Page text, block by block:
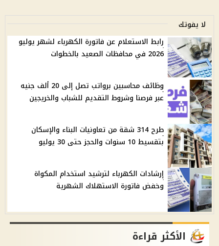
لا يفوتك
رابط الاستعلام عن فاتورة الكهرباء لشهر يوليو
2026 في محافظات الصعيد بالخطوات
وظائف محاسبين برواتب تصل إلى 20 ألف جنيه
عبر فرصنا وشروط التقديم للشباب والخريجين
طرح 314 شقة من تعاونيات البناء والإسكان
بتقسيط 10 سنوات والحجز حتى 30 يوليو
إرشادات الكهرباء لترشيد استخدام المكواة
وخفض فاتورة الاستهلاك الشهرية
الأكثر قراءة